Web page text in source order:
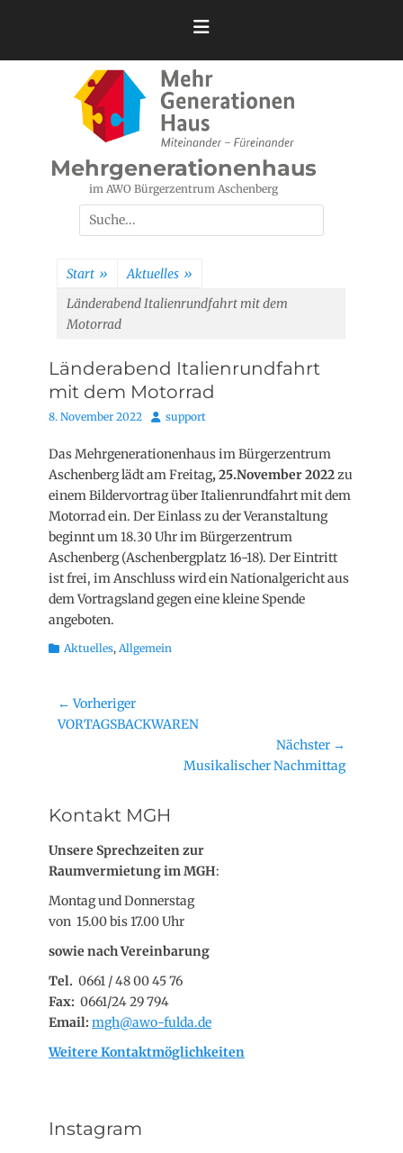
Mehrgenerationenhaus
im AWO Bürgerzentrum Aschenberg
Suchen
nach:
Start » Aktuelles »
Länderabend Italienrundfahrt mit dem
Motorrad
Länderabend Italienrundfahrt
mit dem Motorrad
Posted
8. November 2022 Autorsupport
Das Mehrgenerationenhaus im Bürgerzentrum
Aschenberg lädt am Freitag, 25.November 2022zu
einem Bildervortrag über Italienrundfahrt mit dem
Motorrad ein. Der Einlass zu der Veranstaltung
beginnt um 18.30 Uhr im Bürgerzentrum
Aschenberg (Aschenbergplatz 16-18). Der Eintritt
ist frei, im Anschluss wird ein Nationalgericht aus
dem Vortragsland gegen eine kleine Spende
angeboten.
Kategorien
Aktuelles, Allgemein
Beitragsnavigation
← Vorheriger
Vorheriger
VORTAGSBACKWAREN
Nächster →
Musikalischer Nachmittag
Kontakt MGH
Unsere Sprechzeiten zur
Raumvermietung im MGH:
Montag und Donnerstag
von 15.00 bis 17.00 Uhr
sowie nach Vereinbarung
Tel. 0661 / 48 00 45 76
Fax: 0661/24 29 794
Email: mgh@awo-fulda.de
Weitere Kontaktmöglichkeiten
Instagram